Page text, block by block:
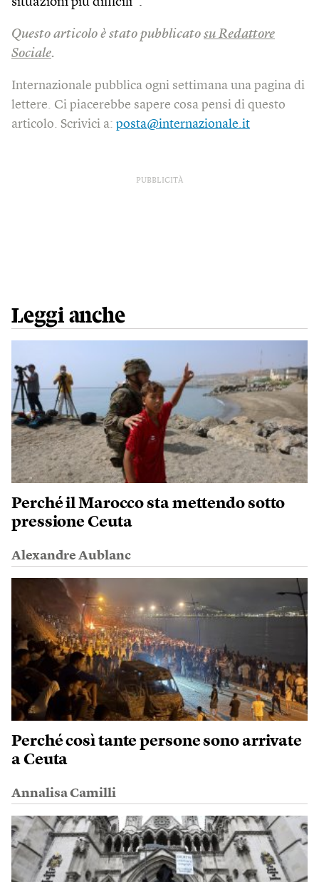
Questo articolo è stato pubblicato su Redattore
Sociale.
Internazionale pubblica ogni settimana una pagina di
lettere. Ci piacerebbe sapere cosa pensi di questo
articolo. Scrivici a: posta@internazionale.it
PUBBLICITÀ
Leggi anche
Perché il Marocco sta mettendo sotto
pressione Ceuta
Alexandre Aublanc
Perché così tante persone sono arrivate
a Ceuta
Annalisa Camilli